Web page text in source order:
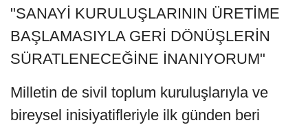
"SANAYİ KURULUŞLARININ ÜRETİME
BAŞLAMASIYLA GERİ DÖNÜŞLERİN
SÜRATLENECEĞİNE İNANIYORUM"
Milletin de sivil toplum kuruluşlarıyla ve
bireysel inisiyatifleriyle ilk günden beri